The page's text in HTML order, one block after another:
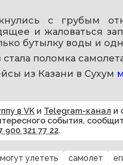
с грубым
и жаловаться
бутылку воды и
поломка
из Казани в Сухум
в VK и Telegram-канал и
события,
900 321 77 22.
улететь самолет